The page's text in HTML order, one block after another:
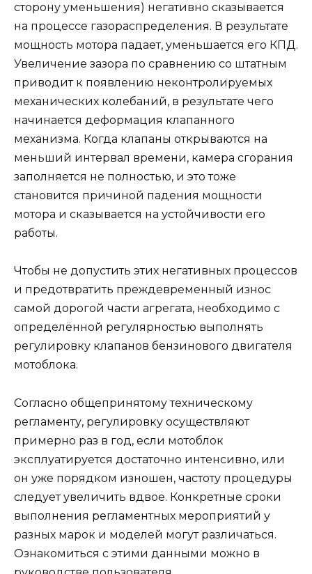
сторону уменьшения) негативно сказывается
на процессе газораспределения. В результате
мощность мотора падает, уменьшается его КПД.
Увеличение зазора по сравнению со штатным
приводит к появлению неконтролируемых
механических колебаний, в результате чего
начинается деформация клапанного
механизма. Когда клапаны открываются на
меньший интервал времени, камера сгорания
заполняется не полностью, и это тоже
становится причиной падения мощности
мотора и сказывается на устойчивости его
работы.
Чтобы не допустить этих негативных процессов
и предотвратить преждевременный износ
самой дорогой части агрегата, необходимо с
определённой регулярностью выполнять
регулировку клапанов бензинового двигателя
мотоблока.
Согласно общепринятому техническому
регламенту, регулировку осуществляют
примерно раз в год, если мотоблок
эксплуатируется достаточно интенсивно, или
он уже порядком изношен, частоту процедуры
следует увеличить вдвое. Конкретные сроки
выполнения регламентных мероприятий у
разных марок и моделей могут различаться.
Ознакомиться с этими данными можно в